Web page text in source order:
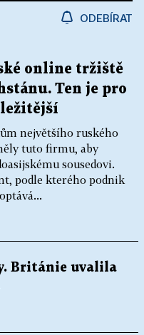
ODEBÍRAT
online tržiště
Ten je pro
největšího ruského
tuto firmu, aby
sousedovi.
podle kterého podnik
Británie uvalila